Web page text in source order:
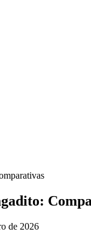
de 2026